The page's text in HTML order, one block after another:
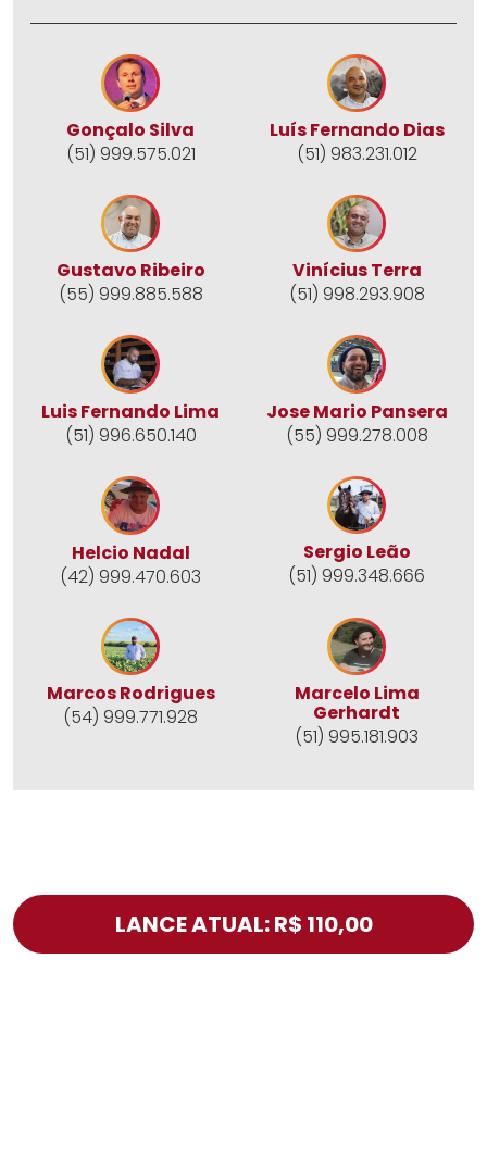
Gonçalo Silva
(51) 999.575.021
Luís Fernando Dias
(51) 983.231.012
Gustavo Ribeiro
(55) 999.885.588
Vinícius Terra
(51) 998.293.908
Luis Fernando Lima
(51) 996.650.140
Jose Mario Pansera
(55) 999.278.008
Helcio Nadal
(42) 999.470.603
Sergio Leão
(51) 999.348.666
Marcos Rodrigues
(54) 999.771.928
Marcelo Lima
Gerhardt
(51) 995.181.903
LANCE ATUAL: R$ 110,00